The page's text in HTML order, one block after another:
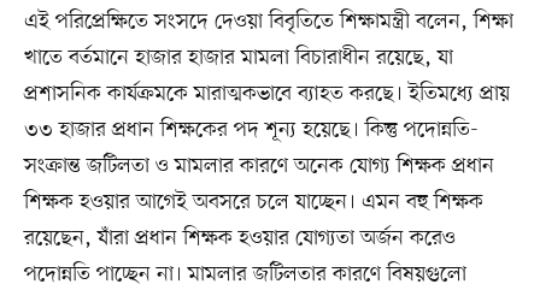
এই পরিপ্রেক্ষিতে সংসদে দেওয়া বিবৃতিতে শিক্ষামন্ত্রী বলেন, শিক্ষা
খাতে বর্তমানে হাজার হাজার মামলা বিচারাধীন রয়েছে, যা
প্রশাসনিক কার্যক্রমকে মারাত্মকভাবে ব্যাহত করছে। ইতিমধ্যে প্রায়
৩৩ হাজার প্রধান শিক্ষকের পদ শূন্য হয়েছে। কিন্তু পদোন্নতি-
সংক্রান্ত জটিলতা ও মামলার কারণে অনেক যোগ্য শিক্ষক প্রধান
শিক্ষক হওয়ার আগেই অবসরে চলে যাচ্ছেন। এমন বহু শিক্ষক
রয়েছেন, যাঁরা প্রধান শিক্ষক হওয়ার যোগ্যতা অর্জন করেও
পদোন্নতি পাচ্ছেন না। মামলার জটিলতার কারণে বিষয়গুলো